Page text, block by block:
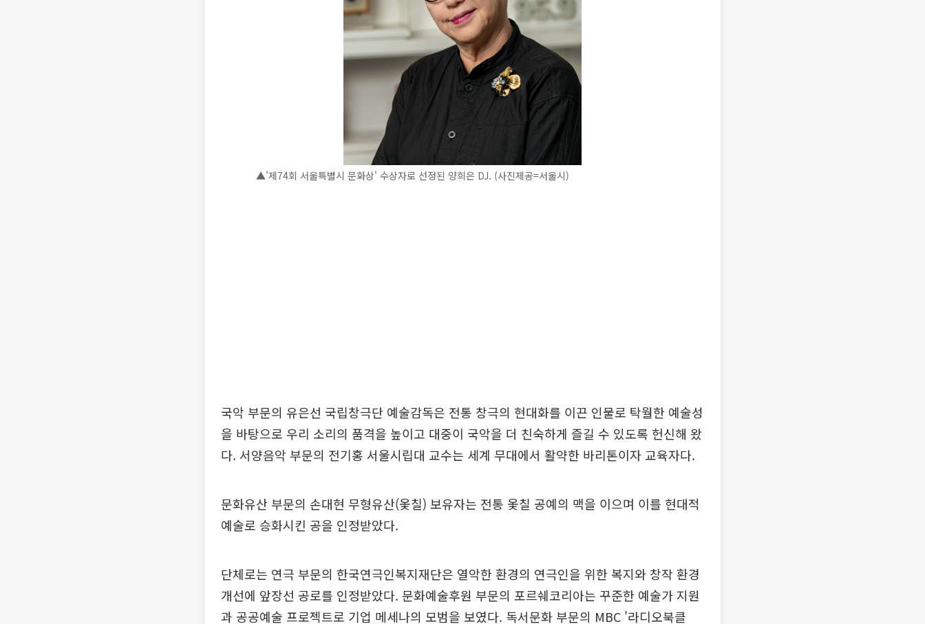
▲'제74회 서울특별시 문화상' 수상자로 선정된 양희은 DJ. (사진제공=서울시)
국악 부문의 유은선 국립창극단 예술감독은 전통 창극의 현대화를 이끈 인물로 탁월한 예술성
을 바탕으로 우리 소리의 품격을 높이고 대중이 국악을 더 친숙하게 즐길 수 있도록 헌신해 왔
다. 서양음악 부문의 전기홍 서울시립대 교수는 세계 무대에서 활약한 바리톤이자 교육자다.
문화유산 부문의 손대현 무형유산(옻칠) 보유자는 전통 옻칠 공예의 맥을 이으며 이를 현대적
예술로 승화시킨 공을 인정받았다.
단체로는 연극 부문의 한국연극인복지재단은 열악한 환경의 연극인을 위한 복지와 창작 환경
개선에 앞장선 공로를 인정받았다. 문화예술후원 부문의 포르쉐코리아는 꾸준한 예술가 지원
과 공공예술 프로젝트로 기업 메세나의 모범을 보였다. 독서문화 부문의 MBC '라디오북클